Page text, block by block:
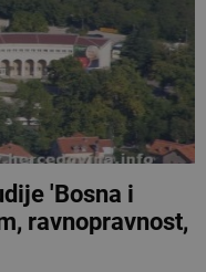
'Bosna i
ravnopravnost,